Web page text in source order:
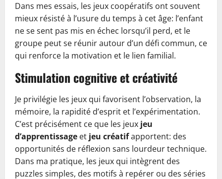
Dans mes essais, les jeux coopératifs ont souvent
mieux résisté à l’usure du temps à cet âge: l’enfant
ne se sent pas mis en échec lorsqu’il perd, et le
groupe peut se réunir autour d’un défi commun, ce
qui renforce la motivation et le lien familial.
Stimulation cognitive et créativité
Je privilégie les jeux qui favorisent l’observation, la
mémoire, la rapidité d’esprit et l’expérimentation.
C’est précisément ce que les jeux jeu
d’apprentissage et jeu créatifapportent: des
opportunités de réflexion sans lourdeur technique.
Dans ma pratique, les jeux qui intègrent des
puzzles simples, des motifs à repérer ou des séries